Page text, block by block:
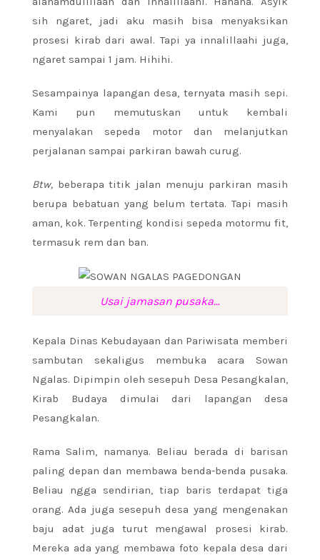
sih ngaret, jadi aku masih bisa menyaksikan
prosesi kirab dari awal. Tapi ya innalillaahi juga,
ngaret sampai 1 jam. Hihihi.
Sesampainya lapangan desa, ternyata masih sepi.
Kami pun memutuskan untuk kembali
menyalakan sepeda motor dan melanjutkan
perjalanan sampai parkiran bawah curug.
Btw, beberapa titik jalan menuju parkiran masih
berupa bebatuan yang belum tertata. Tapi masih
aman, kok. Terpenting kondisi sepeda motormu fit,
termasuk rem dan ban.
Usai jamasan pusaka…
Kepala Dinas Kebudayaan dan Pariwisata memberi
sambutan sekaligus membuka acara Sowan
Ngalas. Dipimpin oleh sesepuh Desa Pesangkalan,
Kirab Budaya dimulai dari lapangan desa
Pesangkalan.
Rama Salim, namanya. Beliau berada di barisan
paling depan dan membawa benda-benda pusaka.
Beliau ngga sendirian, tiap baris terdapat tiga
orang. Ada juga sesepuh desa yang mengenakan
baju adat juga turut mengawal prosesi kirab.
Mereka ada yang membawa foto kepala desa dari